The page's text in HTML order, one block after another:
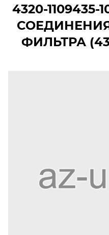
4320-1109435-
ФИЛЬТРА